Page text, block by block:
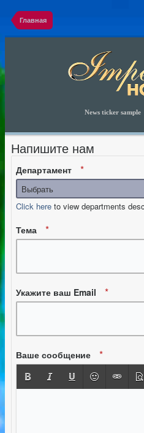
Главная
News ticker sample
Напишите нам
Департамент
Выбрать
Click here to view departments
Тема
Укажите ваш Email
Ваше сообщение